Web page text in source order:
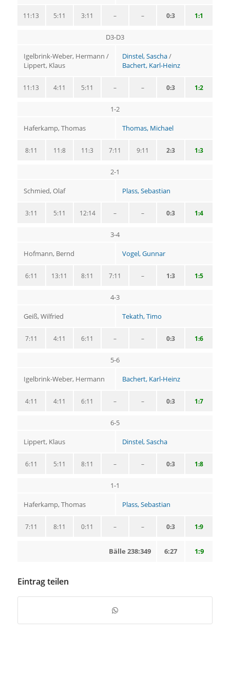
1:1
0:3
–
–
3:11
5:11
11:13
D3-D3
Igelbrink-Weber, Hermann /
Lippert, Klaus
Dinstel, Sascha/
Bachert, Karl-Heinz
1:2
0:3
–
–
5:11
4:11
11:13
1-2
Haferkamp, Thomas Thomas, Michael
1:3
2:3
9:11
7:11
11:3
11:8
8:11
2-1
Schmied, Olaf Plass, Sebastian
1:4
0:3
–
–
12:14
5:11
3:11
3-4
Hofmann, Bernd Vogel, Gunnar
1:5
1:3
–
7:11
8:11
13:11
6:11
4-3
Geiß, Wilfried Tekath, Timo
1:6
0:3
–
–
6:11
4:11
7:11
5-6
Igelbrink-Weber, Hermann Bachert, Karl-Heinz
1:7
0:3
–
–
6:11
4:11
4:11
6-5
Lippert, Klaus Dinstel, Sascha
1:8
0:3
–
–
8:11
5:11
6:11
1-1
Haferkamp, Thomas Plass, Sebastian
1:9
0:3
–
–
0:11
8:11
7:11
1:9
6:27
Bälle 238:349
Eintrag teilen